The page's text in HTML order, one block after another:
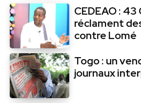
CEDEAO : 43
réclament
contre Lomé
Togo : un
journaux